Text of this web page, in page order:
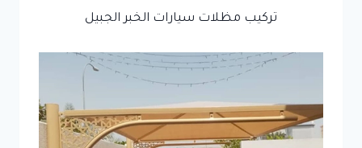
تركيب مظلات سيارات الخبر الجبيل